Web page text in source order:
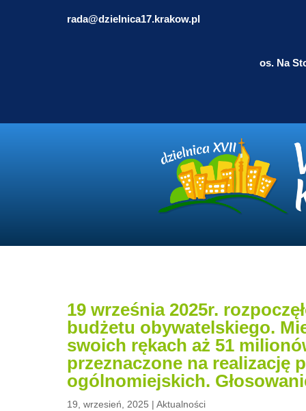
rada@dzielnica17.krakow.pl
os. Na
19 września 2025r.
budżetu obywatelskiego.
swoich rękach aż 51
przeznaczone na realizację
ogólnomiejskich.
19, wrzesień, 2025 | Aktualności